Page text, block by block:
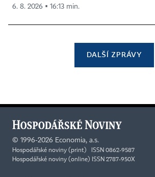
6. 8. 2026 ▪ 16:13 min.
DALŠÍ ZPRÁVY
© 1996-2026 Economia, a.s.
Hospodářské noviny (print) ISSN 0862-9587
Hospodářské noviny (online) ISSN 2787-950X